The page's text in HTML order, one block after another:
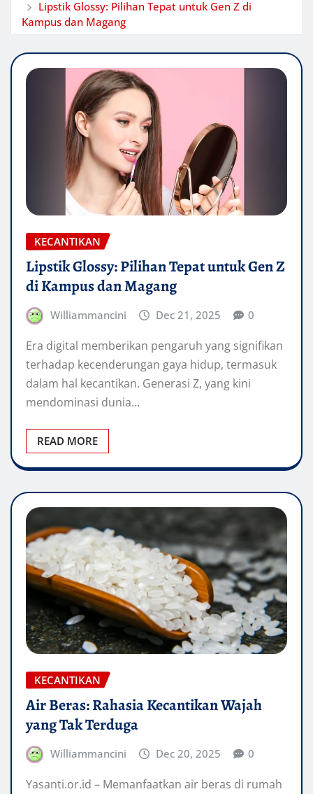
Lipstik Glossy: Pilihan Tepat untuk Gen Z di
Kampus dan Magang
KECANTIKAN
Lipstik Glossy: Pilihan Tepat untuk Gen Z
di Kampus dan Magang
Williammancini Dec 21, 2025 0
Era digital memberikan pengaruh yang signifikan
terhadap kecenderungan gaya hidup, termasuk
dalam hal kecantikan. Generasi Z, yang kini
mendominasi dunia…
READ MORE
KECANTIKAN
Air Beras: Rahasia Kecantikan Wajah
yang Tak Terduga
Williammancini Dec 20, 2025 0
Yasanti.or.id – Memanfaatkan air beras di rumah